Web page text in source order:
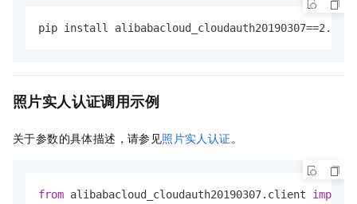
pip install alibabacloud_cloudauth20190307==2.0.3
照片实人认证调用示例
关于参数的具体描述，请参见照片实人认证 。
from alibabacloud_cloudauth20190307.client import